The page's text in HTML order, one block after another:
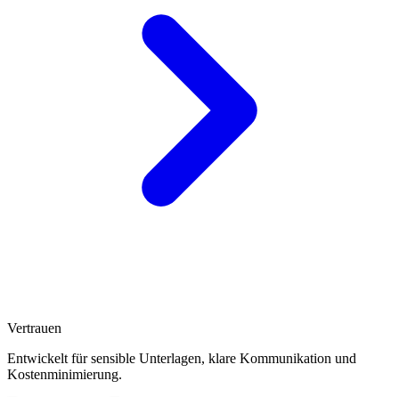
Vertrauen
Entwickelt für sensible Unterlagen, klare Kommunikation und
Kostenminimierung.